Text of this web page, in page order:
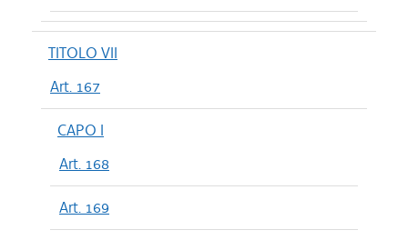
TITOLO VII
Art. 167
CAPO I
Art. 168
Art. 169